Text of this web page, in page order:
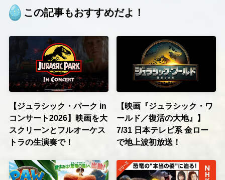
この記事もおすすめだよ！
【ジュラシック・パーク in
コンサート2026】映画を大
スクリーンとフルオーケス
トラの生演奏で！
【映画『ジュラシック・ワ
ールド／復活の大地』】
7/31 日本テレビ系 金ロー
で地上波初放送！